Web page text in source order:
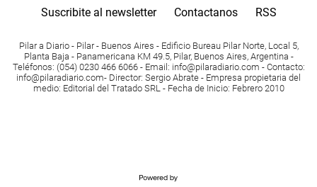
Suscribite al newsletter Contactanos RSS
Pilar a Diario - Pilar - Buenos Aires - Edificio Bureau Pilar Norte, Local 5,
Planta Baja - Panamericana KM 49.5, Pilar, Buenos Aires, Argentina -
Teléfonos: (054) 0230 466 6066 - Email: info@pilaradiario.com - Contacto:
info@pilaradiario.com- Director: Sergio Abrate - Empresa propietaria del
medio: Editorial del Tratado SRL - Fecha de Inicio: Febrero 2010